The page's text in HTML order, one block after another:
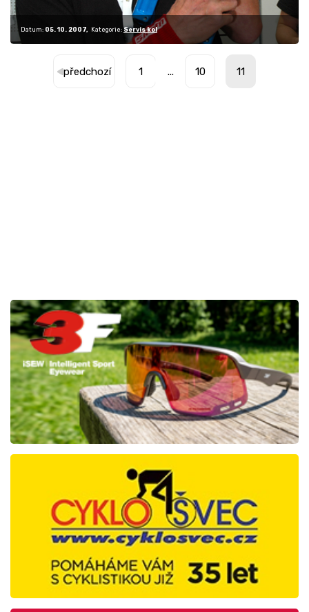
Datum: 05. 10. 2007 Kategorie: Servis kol
předchozí 1 ... 10 11